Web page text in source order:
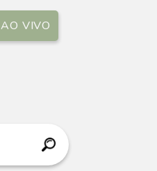
AO VIVO